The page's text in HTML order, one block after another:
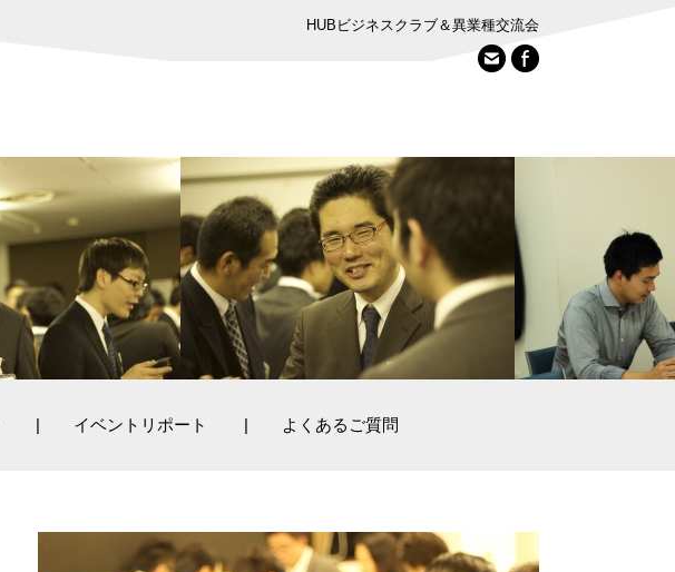
HUBビジネスクラブ＆異業種交流会
イベントリポート よくあるご質問